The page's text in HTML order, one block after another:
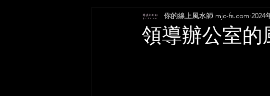
領導辦公室的
你的線上風水師 mjc-fs.com 2024